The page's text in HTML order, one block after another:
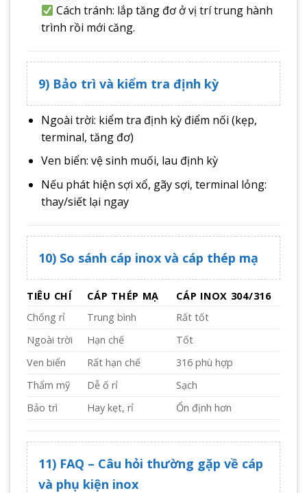
Cách tránh: lắp tăng đơ ở vị trí trung hành
trình rồi mới căng.
9) Bảo trì và kiểm tra định kỳ
Ngoài trời: kiểm tra định kỳ điểm nối (kẹp,
terminal, tăng đơ)
Ven biển: vệ sinh muối, lau định kỳ
Nếu phát hiện sợi xổ, gãy sợi, terminal lỏng:
thay/siết lại ngay
10) So sánh cáp inox và cáp thép mạ
TIÊU CHÍ CÁP THÉP MẠ
CÁP INOX 304/316
Chống rỉ
Trung bình
Rất tốt
Ngoài trời
Hạn chế
Tốt
Ven biển
Rất hạn chế
316 phù hợp
Thẩm mỹ
Dễ ố rỉ
Sạch
Bảo trì
Hay kẹt, rỉ Ổn định hơn
11) FAQ – Câu hỏi thường gặp về cáp
và phụ kiện inox